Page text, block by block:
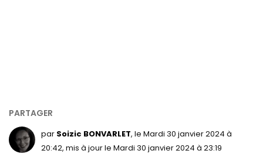
par Soizic BONVARLET, le Mardi 30 janvier 2024 à
20:42, mis à jour le Mardi 30 janvier 2024 à 23:19